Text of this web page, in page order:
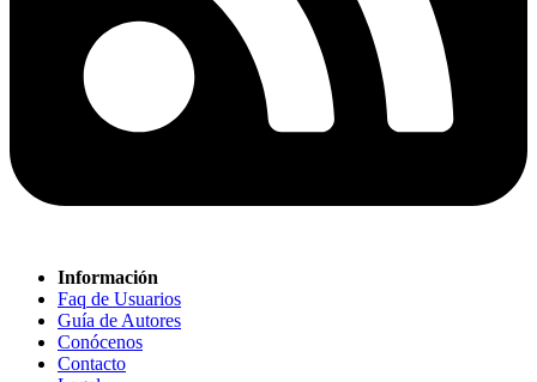
Información
Faq de Usuarios
Guía de Autores
Conócenos
Contacto